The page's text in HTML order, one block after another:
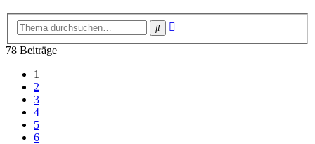
Suche
78 Beiträge
1
2
3
4
5
6